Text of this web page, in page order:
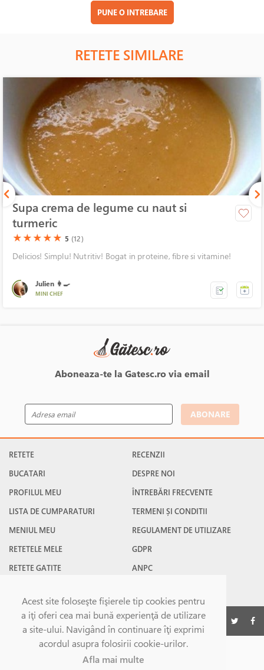
Acest site foloseşte fişierele tip cookies pentru
a iţi oferi cea mai bună experienţă de utilizare
a site-ului. Navigând în continuare îţi exprimi
acordul asupra folosirii cookie-urilor.
Afla mai multe
PUNE O INTREBARE
RETETE SIMILARE
Supa crema de legume cu naut si
turmeric
(*)
★(*)
★(*)
★(*)
★(*)
★ 5 (12)
Delicios! Simplu! Nutritiv! Bogat in proteine, fibre si vitamine!
Julien 👩‍🍳
MINI CHEF
Aboneaza-te la Gatesc.ro via email
ABONARE
RETETE
BUCATARI
PROFILUL MEU
LISTA DE CUMPARATURI
MENIUL MEU
RETETELE MELE
RETETE GATITE
RECENZII
DESPRE NOI
ÎNTREBĂRI FRECVENTE
TERMENI ȘI CONDITII
REGULAMENT DE UTILIZARE
GDPR
ANPC
©Gatesc.ro 2026